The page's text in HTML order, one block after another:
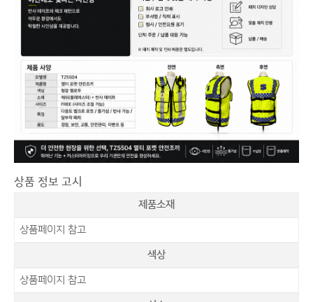
상품 정보 고시
제품소재
상품페이지 참고
색상
상품페이지 참고